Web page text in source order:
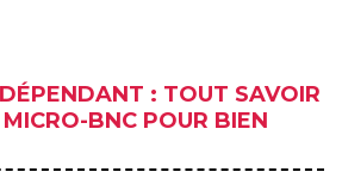
: TOUT SAVOIR
BNC POUR BIEN